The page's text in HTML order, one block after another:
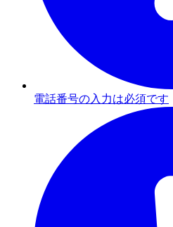
電話番号の入力は必須です